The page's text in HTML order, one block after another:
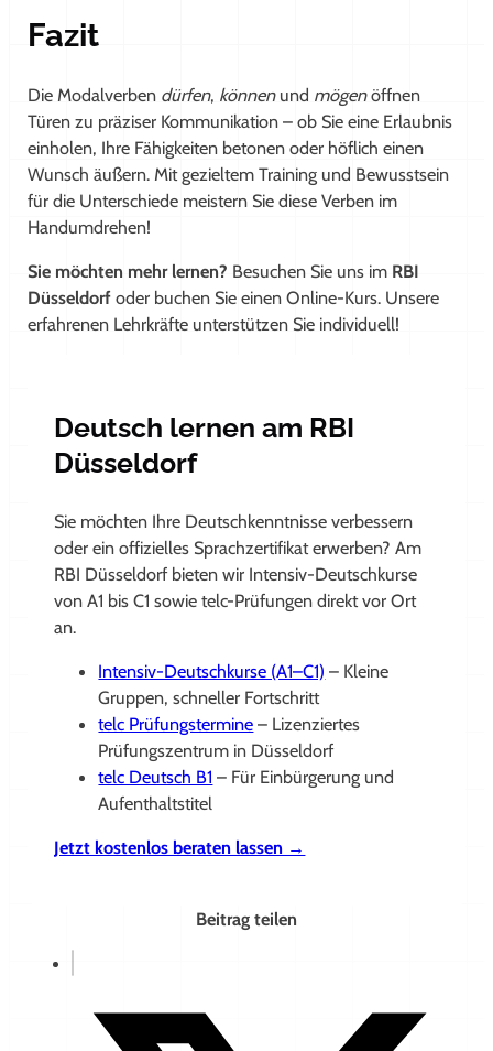
Fazit
Die Modalverben dürfen, könnenund mögenöffnen
Türen zu präziser Kommunikation – ob Sie eine Erlaubnis
einholen, Ihre Fähigkeiten betonen oder höflich einen
Wunsch äußern. Mit gezieltem Training und Bewusstsein
für die Unterschiede meistern Sie diese Verben im
Handumdrehen!
Sie möchten mehr lernen? Besuchen Sie uns im RBI
Düsseldorf oder buchen Sie einen Online-Kurs. Unsere
erfahrenen Lehrkräfte unterstützen Sie individuell!
Deutsch lernen am RBI
Düsseldorf
Sie möchten Ihre Deutschkenntnisse verbessern
oder ein offizielles Sprachzertifikat erwerben? Am
RBI Düsseldorf bieten wir Intensiv-Deutschkurse
von A1 bis C1 sowie telc-Prüfungen direkt vor Ort
an.
Intensiv-Deutschkurse (A1–C1) – Kleine
Gruppen, schneller Fortschritt
telc Prüfungstermine – Lizenziertes
Prüfungszentrum in Düsseldorf
telc Deutsch B1 – Für Einbürgerung und
Aufenthaltstitel
Jetzt kostenlos beraten lassen →
Beitrag teilen